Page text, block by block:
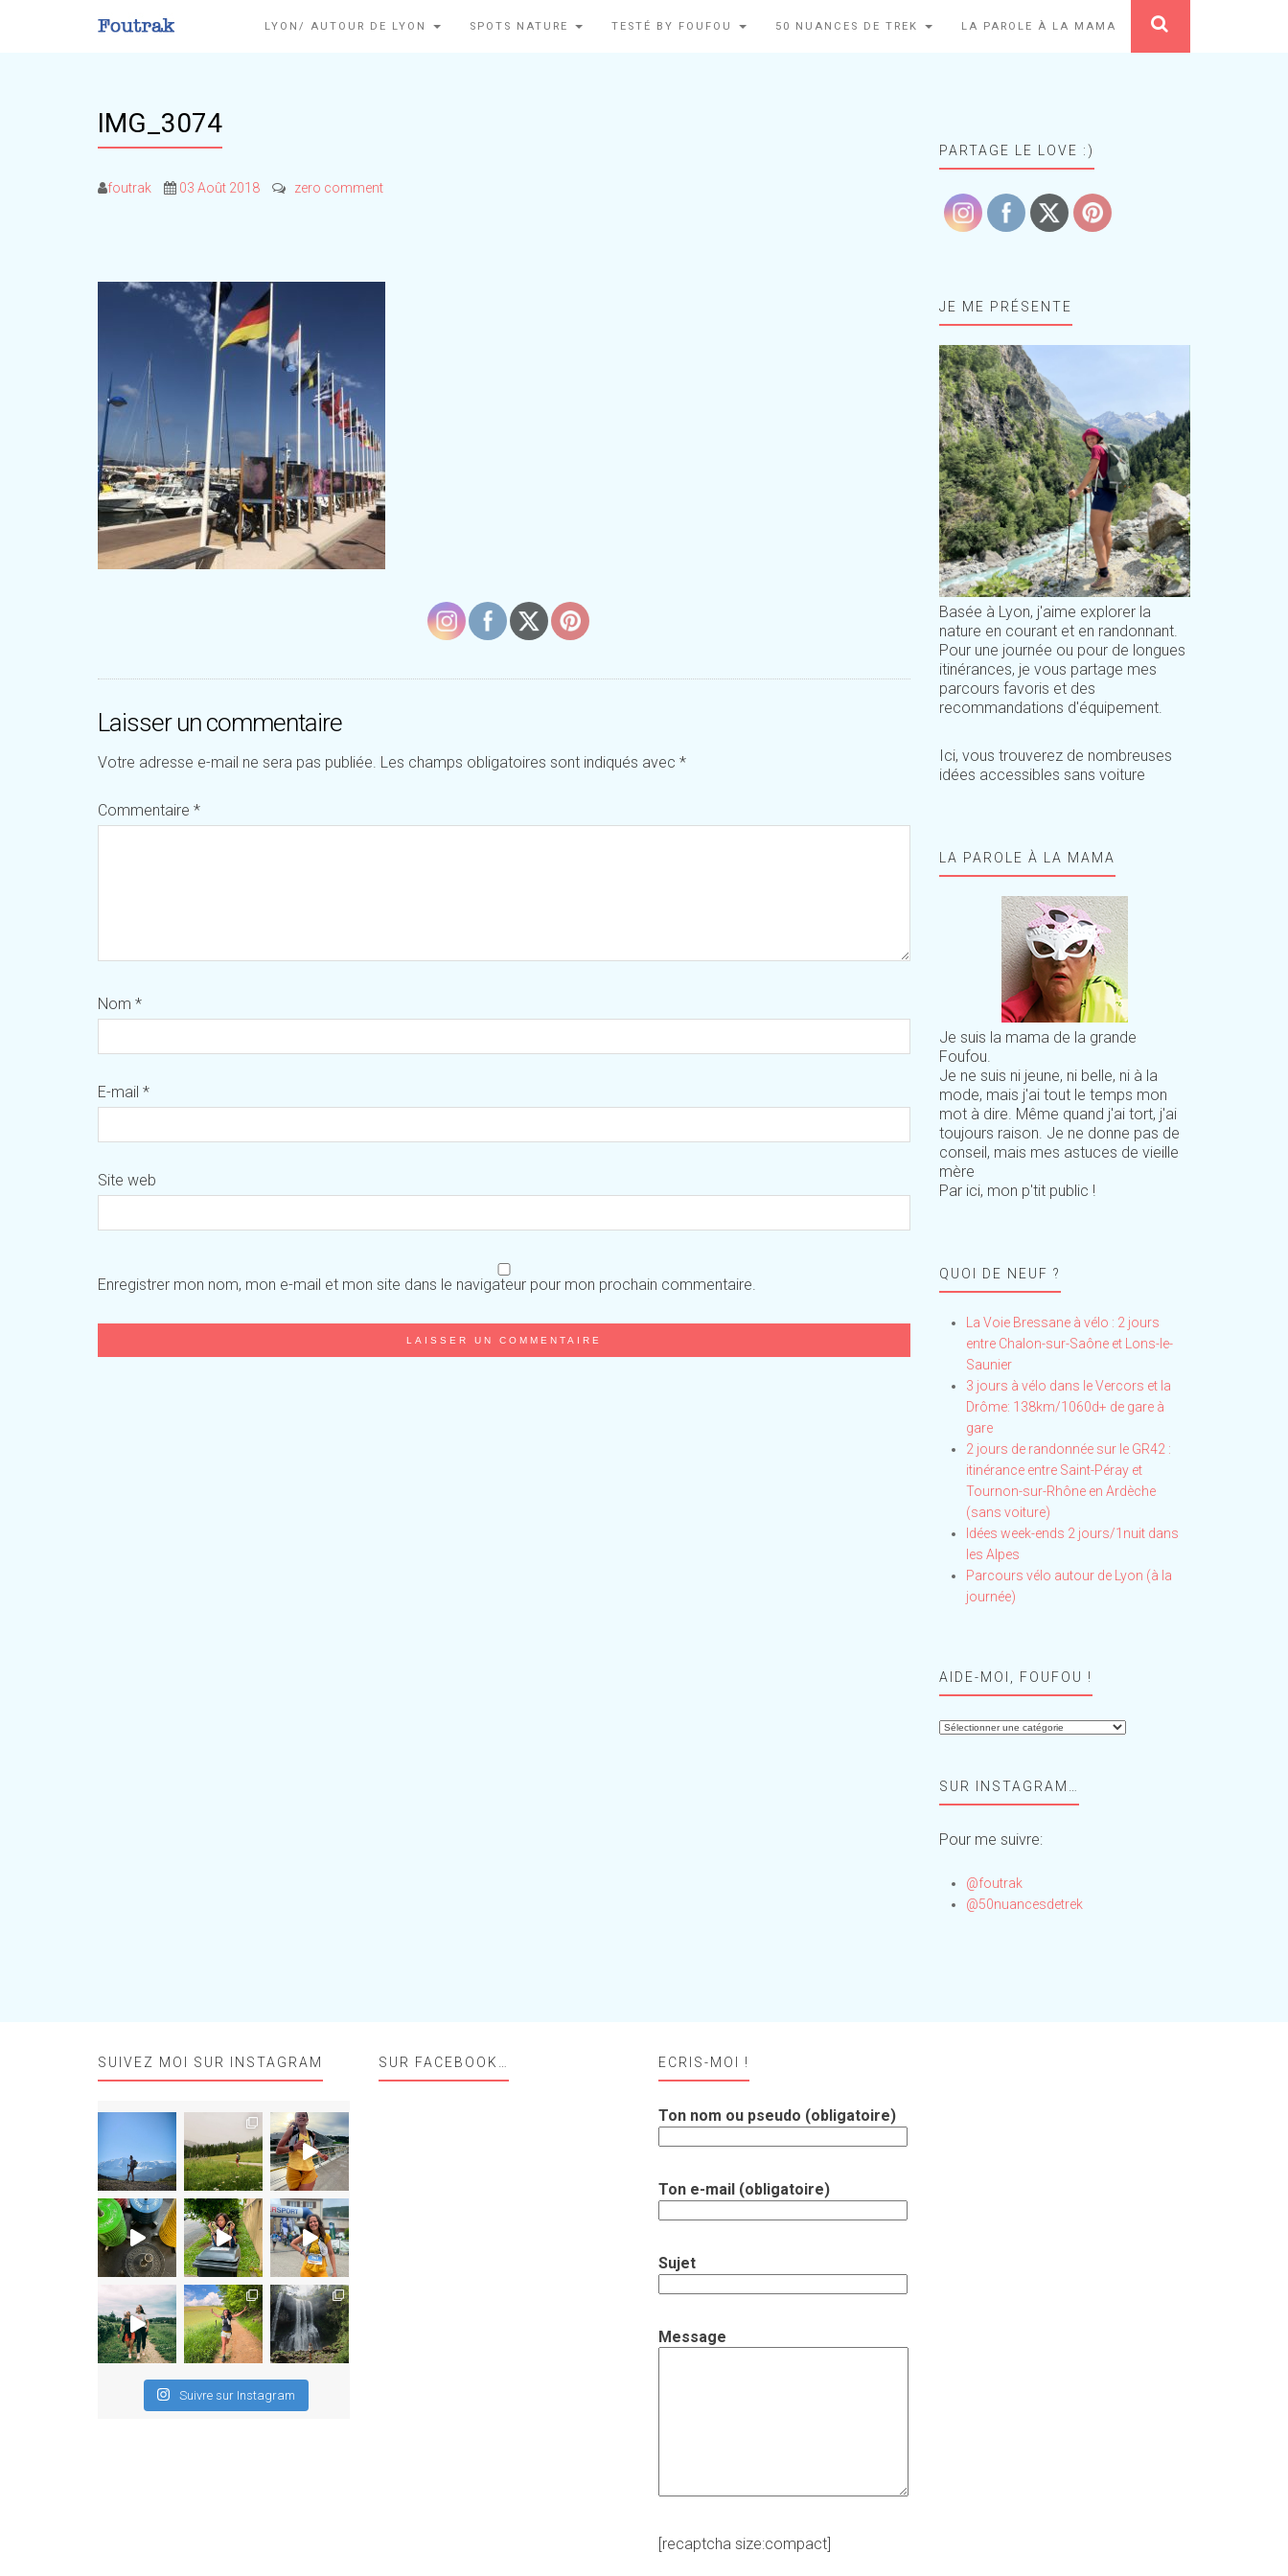
LYON/ AUTOUR DE LYON SPOTS NATURE TESTÉ BY FOUFOU 50 NUANCES DE TREK LA PAROLE À LA MAMA
IMG_3074
foutrak 03 Août 2018 zero comment
Laisser un commentaire
Votre adresse e-mail ne sera pas publiée. Les champs obligatoires sont indiqués avec *
Commentaire *
Nom *
E-mail *
Site web
Enregistrer mon nom, mon e-mail et mon site dans le navigateur pour mon prochain commentaire.
PARTAGE LE LOVE :)
JE ME PRÉSENTE
Basée à Lyon, j'aime explorer la
nature en courant et en randonnant.
Pour une journée ou pour de longues
itinérances, je vous partage mes
parcours favoris et des
recommandations d'équipement.
Ici, vous trouverez de nombreuses
idées accessibles sans voiture
LA PAROLE À LA MAMA
Je suis la mama de la grande
Foufou.
Je ne suis ni jeune, ni belle, ni à la
mode, mais j'ai tout le temps mon
mot à dire. Même quand j'ai tort, j'ai
toujours raison. Je ne donne pas de
conseil, mais mes astuces de vieille
mère
Par ici, mon p'tit public !
QUOI DE NEUF ?
La Voie Bressane à vélo : 2 jours
entre Chalon-sur-Saône et Lons-le-
Saunier
3 jours à vélo dans le Vercors et la
Drôme: 138km/1060d+ de gare à
gare
2 jours de randonnée sur le GR42 :
itinérance entre Saint-Péray et
Tournon-sur-Rhône en Ardèche
(sans voiture)
Idées week-ends 2 jours/1nuit dans
les Alpes
Parcours vélo autour de Lyon (à la
journée)
AIDE-MOI, FOUFOU !
Aide-
!SUR INSTAGRAM…
Pour me suivre:
@foutrak
@50nuancesdetrek
SUIVEZ MOI SUR INSTAGRAM
Suivre sur Instagram
SUR FACEBOOK… ECRIS-MOI !
Ton nom ou pseudo (obligatoire)
Ton e-mail (obligatoire)
Sujet
Message
[recaptcha size:compact]